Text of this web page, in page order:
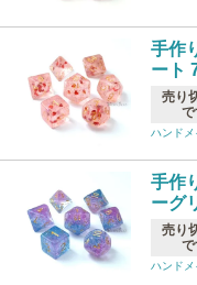
手作
ート
売り
ハンドメ
手作
ーグ
売り
ハンドメ